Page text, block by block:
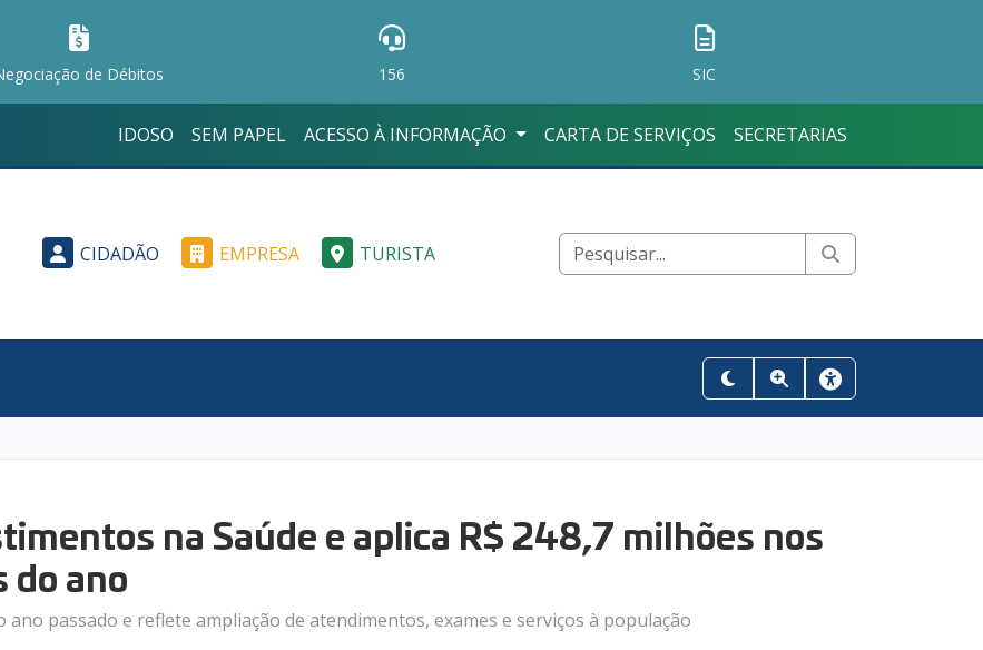
de Débitos 156 SIC
IDOSO SEM PAPEL ACESSO À INFORMAÇÃO CARTA DE SERVIÇOS SECRETARIAS
CIDADÃO EMPRESA TURISTA
na Saúde e aplica R$ 248,7 milhões nos
do ano
passado e reflete ampliação de atendimentos, exames e serviços à população